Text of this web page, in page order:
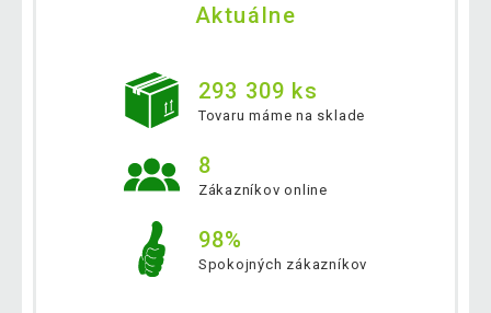
Aktuálne
293 309 ks
Tovaru máme na sklade
8
Zákazníkov online
98%
Spokojných zákazníkov